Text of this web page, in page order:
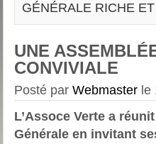
GÉNÉRALE RICHE
UNE
CONVIVIALE
Posté par Webmaster le
L’Assoce Verte a
Générale en invitant